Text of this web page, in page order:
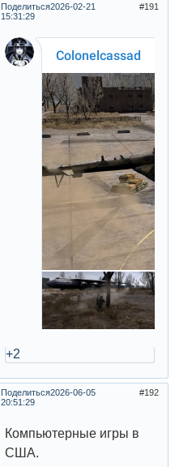
Поделиться 191
2026-02-21
15:31:29
+2
Поделиться 192
2026-06-05
20:51:29
Компьютерные игры в
США.